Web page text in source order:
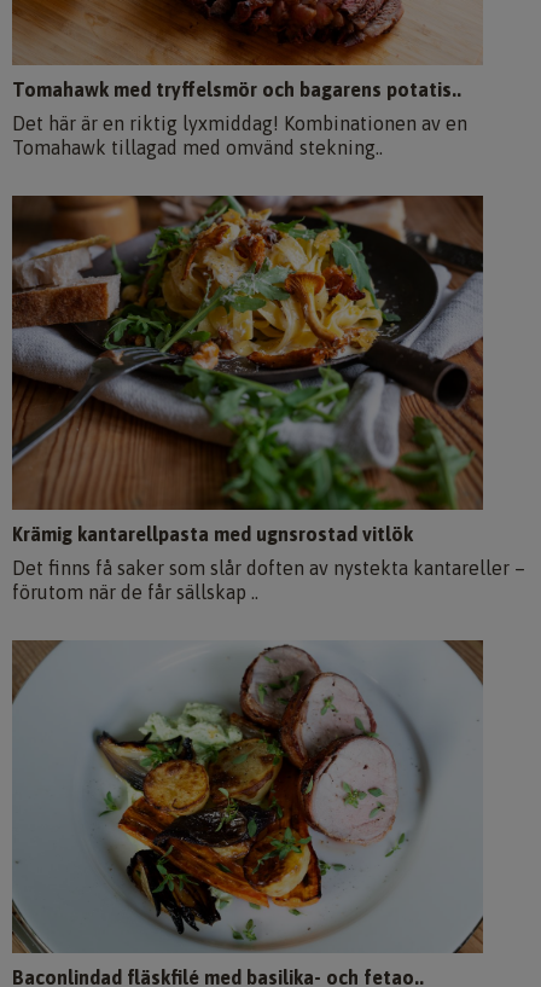
Tomahawk med tryffelsmör och bagarens potatis..
Det här är en riktig lyxmiddag! Kombinationen av en
Tomahawk tillagad med omvänd stekning..
Krämig kantarellpasta med ugnsrostad vitlök
Det finns få saker som slår doften av nystekta kantareller –
förutom när de får sällskap ..
Baconlindad fläskfilé med basilika- och fetao..